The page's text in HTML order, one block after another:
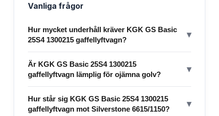
Vanliga frågor
Hur mycket underhåll kräver KGK GS Basic
25S4 1300215 gaffellyftvagn?
▾
Är KGK GS Basic 25S4 1300215
gaffellyftvagn lämplig för ojämna golv?
▾
Hur står sig KGK GS Basic 25S4 1300215
gaffellyftvagn mot Silverstone 6615/1150?
▾